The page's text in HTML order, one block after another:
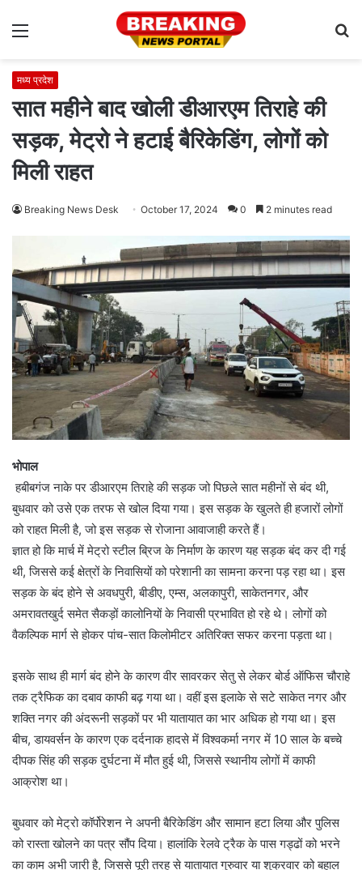
Menu
मध्य प्रदेश
सात महीने बाद खोली डीआरएम तिराहे की
सड़क, मेट्रो ने हटाई बैरिकेडिंग, लोगों को
मिली राहत
Breaking News Desk October 17, 2024 0 2 minutes read
भोपाल
हबीबगंज नाके पर डीआरएम तिराहे की सड़क जो पिछले सात महीनों से बंद थी,
बुधवार को उसे एक तरफ से खोल दिया गया। इस सड़क के खुलते ही हजारों लोगों
को राहत मिली है, जो इस सड़क से रोजाना आवाजाही करते हैं।
ज्ञात हो कि मार्च में मेट्रो स्टील ब्रिज के निर्माण के कारण यह सड़क बंद कर दी गई
थी, जिससे कई क्षेत्रों के निवासियों को परेशानी का सामना करना पड़ रहा था। इस
सड़क के बंद होने से अवधपुरी, बीडीए, एम्स, अलकापुरी, साकेतनगर, और
अमरावतखुर्द समेत सैकड़ों कालोनियों के निवासी प्रभावित हो रहे थे। लोगों को
वैकल्पिक मार्ग से होकर पांच-सात किलोमीटर अतिरिक्त सफर करना पड़ता था।
इसके साथ ही मार्ग बंद होने के कारण वीर सावरकर सेतु से लेकर बोर्ड ऑफिस चौराहे
तक ट्रैफिक का दबाव काफी बढ़ गया था। वहीं इस इलाके से सटे साकेत नगर और
शक्ति नगर की अंदरूनी सड़कों पर भी यातायात का भार अधिक हो गया था। इस
बीच, डायवर्सन के कारण एक दर्दनाक हादसे में विश्वकर्मा नगर में 10 साल के बच्चे
दीपक सिंह की सड़क दुर्घटना में मौत हुई थी, जिससे स्थानीय लोगों में काफी
आक्रोश था।
बुधवार को मेट्रो कॉर्पोरेशन ने अपनी बैरिकेडिंग और सामान हटा लिया और पुलिस
को रास्ता खोलने का पत्र सौंप दिया। हालांकि रेलवे ट्रैक के पास गड्ढों को भरने
का काम अभी जारी है, जिससे पूरी तरह से यातायात गुरुवार या शुक्रवार को बहाल